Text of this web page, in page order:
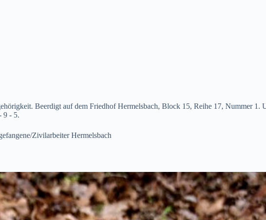
Beerdigt auf dem Friedhof Hermelsbach, Block 15, Reihe 17, Nummer 1.
9 - 5.
Zivilarbeiter Hermelsbach